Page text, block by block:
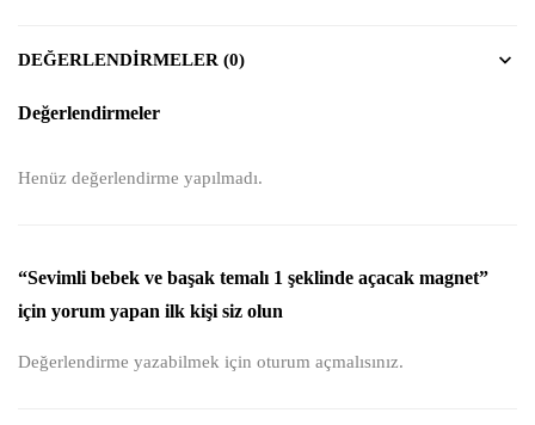
DEĞERLENDIRMELER (0)
Değerlendirmeler
Henüz değerlendirme yapılmadı.
“Sevimli bebek ve başak temalı 1 şeklinde açacak magnet”
için yorum yapan ilk kişi siz olun
Değerlendirme yazabilmek için oturum açmalısınız.